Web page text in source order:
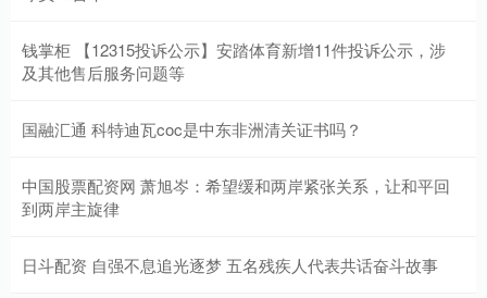
钱掌柜 【12315投诉公示】安踏体育新增11件投诉公示，涉
及其他售后服务问题等
国融汇通 科特迪瓦coc是中东非洲清关证书吗？
中国股票配资网 萧旭岑：希望缓和两岸紧张关系，让和平回
到两岸主旋律
日斗配资 自强不息追光逐梦 五名残疾人代表共话奋斗故事